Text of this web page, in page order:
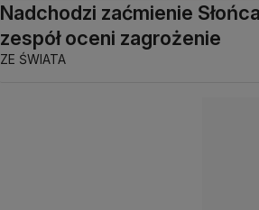
Nadchodzi zaćmienie
zespół oceni zagrożenie
ZE ŚWIATA